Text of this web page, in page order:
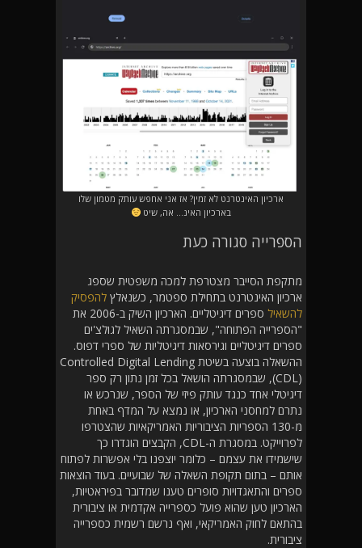
ארכיון האינטרנט לא זמין? אז אני אחפש עותק מטמון שלו
בארכיון האינ… אה, שיט
הספרייה סגורה כעת
מתקפת הסייבר מצטרפת למכה משפטית שספג
ארכיון האינטרנט בתחילת ספטמר, כשנאלץ להפסיק
להשאיל
ספרים דיגיטליים. הארכיון השיק ב-2006 את
"הספרייה הפתוחה", שבמסגרתה השאיל לגולצ'ים
ספרים דיגיטליים וגירסאות דיגיטליות של ספרי דפוס.
ההשאלה בוצעה בשיטת Controlled Digital Lending
(CDL), שבמסגרתה הושאל בכל זמן נתון רק ספר
דיגיטלי אחד כנגד עותק פיזי של הספר, שנרכש או
נתרם למחסני הארכיון, או נמצא על המדף באחת
מ-130 הספריות הציבוריות האמריקאיות שהצטרפו
לפרוייקט. במסגרת ה-CDL, הקבצים הוגדרו כך
שישמידו את עצמם – כלומר יוצפנו בלי אפשרות לפתוח
אותם – בתום תקופת השאלה של שבועיים. בעוד הוצאות
ספרים והתאגדויות סופרים טענו שמדובר בפיראטיות,
הארכיון טען שהוא פועל כספרייה אקדמית או ציבורית
בהתאם לחוק האמריקאי, ואף נרשם רשמית כספרייה
ציבורית.